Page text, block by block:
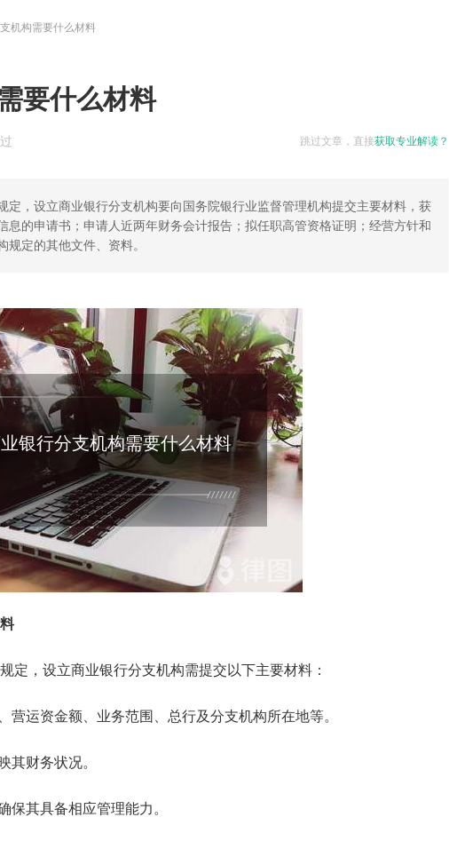
机构需要什么材料
要什么材料
跳过文章，直接获取专业解读？
定，设立商业银行分支机构要向国务院银行业监督管理机构提交主要材料，获
息的申请书；申请人近两年财务会计报告；拟任职高管资格证明；经营方针和
定的其他文件、资料。
银行分支机构需要什么材料
定，设立商业银行分支机构需提交以下主要材料：
营运资金额、业务范围、总行及分支机构所在地等。
其财务状况。
保其具备相应管理能力。